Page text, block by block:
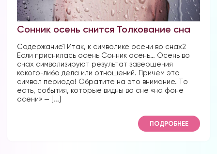
Сонник осень снится Толкование сна
Содержание1 Итак, к символике осени во снах2
Если приснилась осень Сонник осень… Осень во
снах символизируют результат завершения
какого-либо дела или отношений. Причем это
символ периода! Обратите на это внимание. То
есть, события, которые видны во сне «на фоне
осени» — [...]
ПОДРОБНЕЕ